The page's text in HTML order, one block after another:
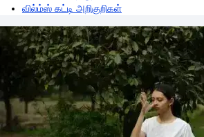
வில்ம்ஸ் கட்டி அறிகுறிகள்